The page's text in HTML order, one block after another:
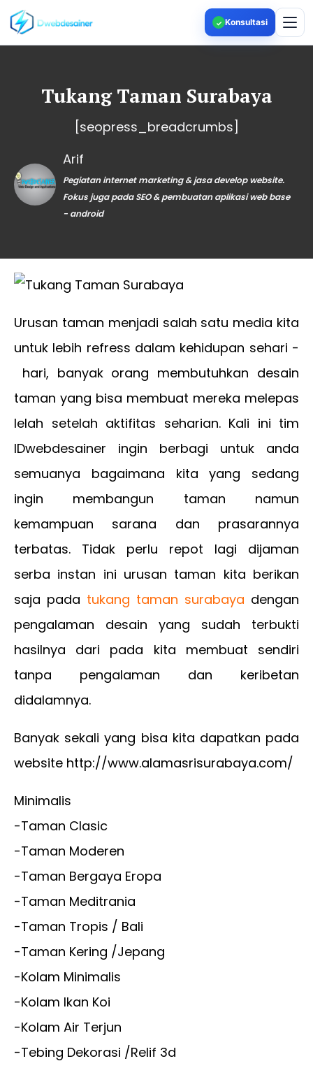
✓ Konsultasi
Tukang Taman Surabaya
[seopress_breadcrumbs]
Arif
Pegiatan internet marketing & jasa develop website.
Fokus juga pada SEO & pembuatan aplikasi web base
- android
Urusan taman menjadi salah satu media kita
untuk lebih refress dalam kehidupan sehari -
hari, banyak orang membutuhkan desain
taman yang bisa membuat mereka melepas
lelah setelah aktifitas seharian. Kali ini tim
IDwebdesainer ingin berbagi untuk anda
semuanya bagaimana kita yang sedang
ingin membangun taman namun
kemampuan sarana dan prasarannya
terbatas. Tidak perlu repot lagi dijaman
serba instan ini urusan taman kita berikan
saja pada tukang taman surabaya dengan
pengalaman desain yang sudah terbukti
hasilnya dari pada kita membuat sendiri
tanpa pengalaman dan keribetan
didalamnya.
Banyak sekali yang bisa kita dapatkan pada
website http://www.alamasrisurabaya.com/
Minimalis
-Taman Clasic
-Taman Moderen
-Taman Bergaya Eropa
-Taman Meditrania
-Taman Tropis / Bali
-Taman Kering /Jepang
-Kolam Minimalis
-Kolam Ikan Koi
-Kolam Air Terjun
-Tebing Dekorasi /Relif 3d